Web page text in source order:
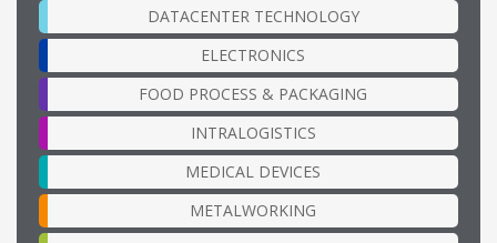
DATACENTER TECHNOLOGY
ELECTRONICS
FOOD PROCESS & PACKAGING
INTRALOGISTICS
MEDICAL DEVICES
METALWORKING